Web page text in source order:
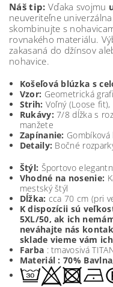
Náš tip: Vďaka svojmu
neuveriteľne
skombinujte s
rovnakého materiálu.
zakasaná do džínsov
nohavice.
Košeľová blúzka s
Vzor: Geometrická
Strih: Voľný (Loose
Rukávy: 7/8 dĺžka s
manžete
Zapínanie:
Detaily: Bočné
Štýl: Športovo e
Vhodné na nosenie:
mestský štýl
Dĺžka: cca 70 cm (pri
K dispozícii sú
5XL/50, ak ich
neváhajte nás
sklade vieme vám
Farba : tmavosivá
Materiál : 70%